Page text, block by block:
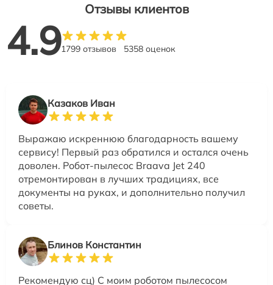
Отзывы клиентов
4.91799 отзывов 5358 оценок
Казаков Иван
Выражаю искреннюю благодарность вашему
сервису! Первый раз обратился и остался очень
доволен. Робот-пылесос Braava Jet 240
отремонтирован в лучших традициях, все
документы на руках, и дополнительно получил
советы.
Блинов Константин
Рекомендую сц) С моим роботом пылесосом